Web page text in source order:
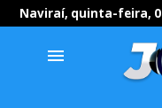
Naviraí, quinta-feira,
menu